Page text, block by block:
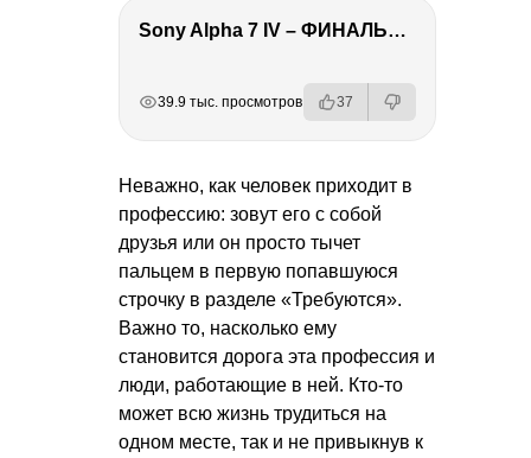
Sony Alpha 7 IV – ФИНАЛЬНЫЙ ОБЗОР
39.9 тыс. просмотров 37
Неважно, как человек приходит в
профессию: зовут его с собой
друзья или он просто тычет
пальцем в первую попавшуюся
строчку в разделе «Требуются».
Важно то, насколько ему
становится дорога эта профессия и
люди, работающие в ней. Кто-то
может всю жизнь трудиться на
одном месте, так и не привыкнув к